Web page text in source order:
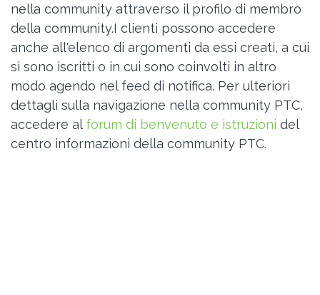
nella community attraverso il profilo di membro
della community.I clienti possono accedere
anche all'elenco di argomenti da essi creati, a cui
si sono iscritti o in cui sono coinvolti in altro
modo agendo nel feed di notifica. Per ulteriori
dettagli sulla navigazione nella community PTC,
accedere al forum di benvenuto e istruzioni del
centro informazioni della community PTC.